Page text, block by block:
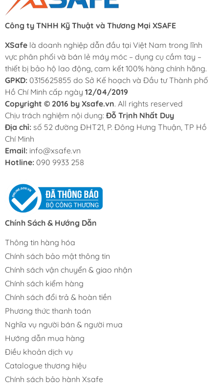
Công ty TNHH Kỹ Thuật và Thương Mại XSAFE
XSafe là doanh nghiệp dẫn đầu tại Việt Nam trong lĩnh
vực phân phối và bán lẻ máy móc – dụng cụ cầm tay –
thiết bị bảo hộ lao động, cam kết 100% hàng chính hãng.
GPKD: 0315625855 do Sở Kế hoạch và Đầu tư Thành phố
Hồ Chí Minh cấp ngày 12/04/2019
Copyright © 2016 by Xsafe.vn. All rights reserved
Chịu trách nghiệm nội dung: Đỗ Trịnh Nhất Duy
Địa chỉ: số 52 đường ĐHT21, P. Đông Hưng Thuận, TP Hồ
Chí Minh
Email: info@xsafe.vn
Hotline: 090 9933 258
Chính Sách & Hướng Dẫn
Thông tin hàng hóa
Chính sách bảo mật thông tin
Chính sách vận chuyển & giao nhận
Chính sách kiểm hàng
Chính sách đổi trả & hoàn tiền
Phương thức thanh toán
Nghĩa vụ người bán & người mua
Hướng dẫn mua hàng
Điều khoản dịch vụ
Catalogue thương hiệu
Chính sách bảo hành Xsafe